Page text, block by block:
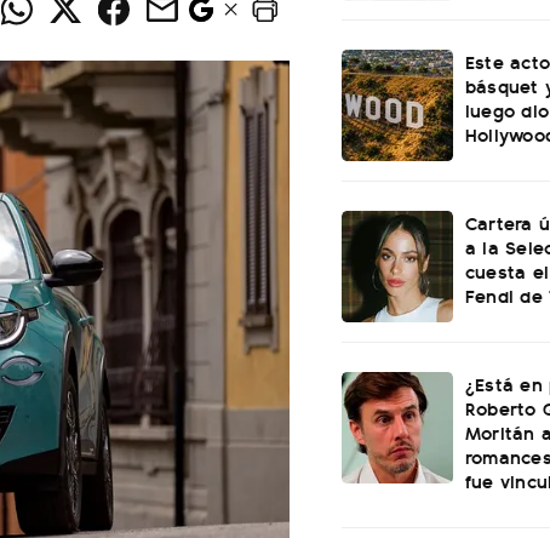
Este
básquet
luego
Cartera
a la
cuesta
Fendi de
¿Está en
Roberto
Moritán
fue